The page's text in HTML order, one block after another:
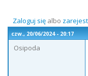
Zaloguj się albo
czw., 20/06/2024 - 20:17
Osipoda